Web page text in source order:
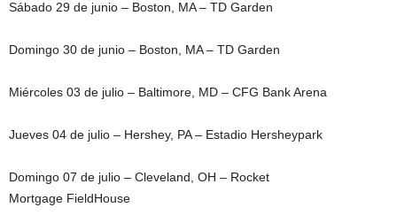
Sábado 29 de junio – Boston, MA – TD Garden
Domingo 30 de junio – Boston, MA – TD Garden
Miércoles 03 de julio – Baltimore, MD – CFG Bank Arena
Jueves 04 de julio – Hershey, PA – Estadio Hersheypark
Domingo 07 de julio – Cleveland, OH – Rocket
Mortgage FieldHouse